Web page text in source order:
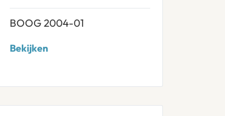
BOOG 2004-01
Bekijken